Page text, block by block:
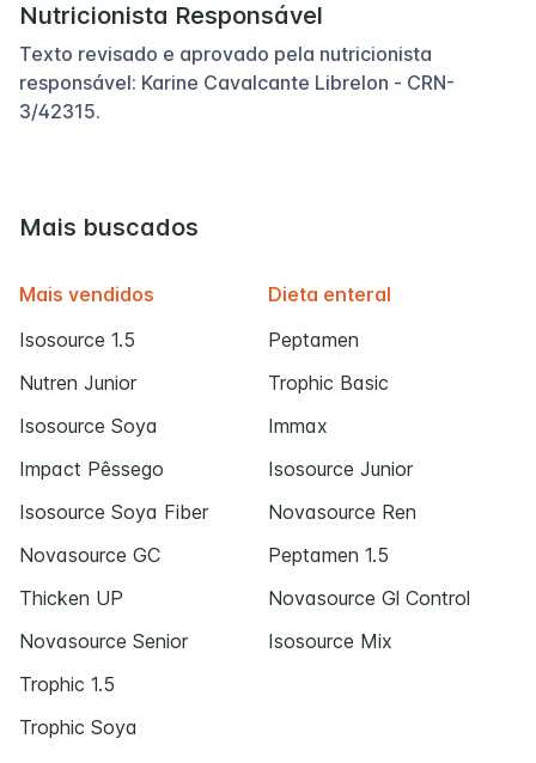
Nutricionista Responsável
Texto revisado e aprovado pela nutricionista
responsável: Karine Cavalcante Librelon - CRN-
3/42315.
Mais buscados
Mais vendidos
Isosource 1.5
Nutren Junior
Isosource Soya
Impact Pêssego
Isosource Soya Fiber
Novasource GC
Thicken UP
Novasource Senior
Trophic 1.5
Trophic Soya
Dieta enteral
Peptamen
Trophic Basic
Immax
Isosource Junior
Novasource Ren
Peptamen 1.5
Novasource Gl Control
Isosource Mix